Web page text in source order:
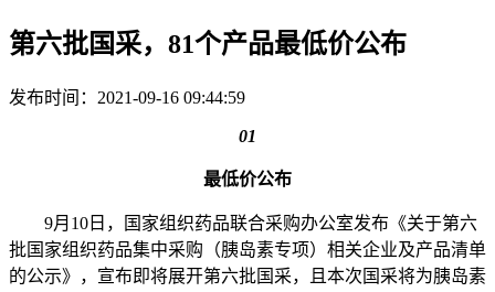
第六批国采，81个产品最低价公布
发布时间：2021-09-16 09:44:59
01
最低价公布
9月10日，国家组织药品联合采购办公室发布《关于第六
批国家组织药品集中采购（胰岛素专项）相关企业及产品清单
的公示》，宣布即将展开第六批国采，且本次国采将为胰岛素